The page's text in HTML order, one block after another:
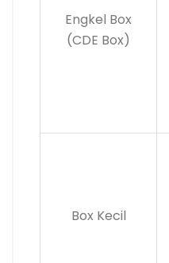
Engkel Box
(CDE Box)
Box Kecil